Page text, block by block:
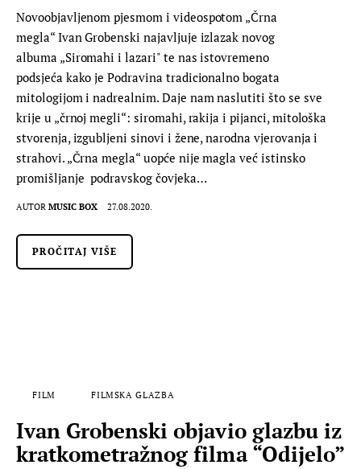
Novoobjavljenom pjesmom i videospotom „Črna
megla“ Ivan Grobenski najavljuje izlazak novog
albuma „Siromahi i lazari" te nas istovremeno
podsjeća kako je Podravina tradicionalno bogata
mitologijom i nadrealnim. Daje nam naslutiti što se sve
krije u „črnoj megli“: siromahi, rakija i pijanci, mitološka
stvorenja, izgubljeni sinovi i žene, narodna vjerovanja i
strahovi. „Črna megla“ uopće nije magla već istinsko
promišljanje podravskog čovjeka…
AUTOR MUSIC BOX 27.08.2020.
PROČITAJ VIŠE
FILM FILMSKA GLAZBA
Ivan Grobenski objavio glazbu iz
kratkometražnog filma “Odijelo”